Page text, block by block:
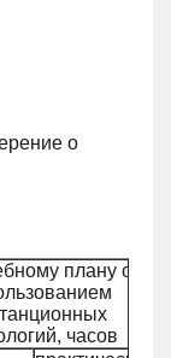
о
плану с
часов